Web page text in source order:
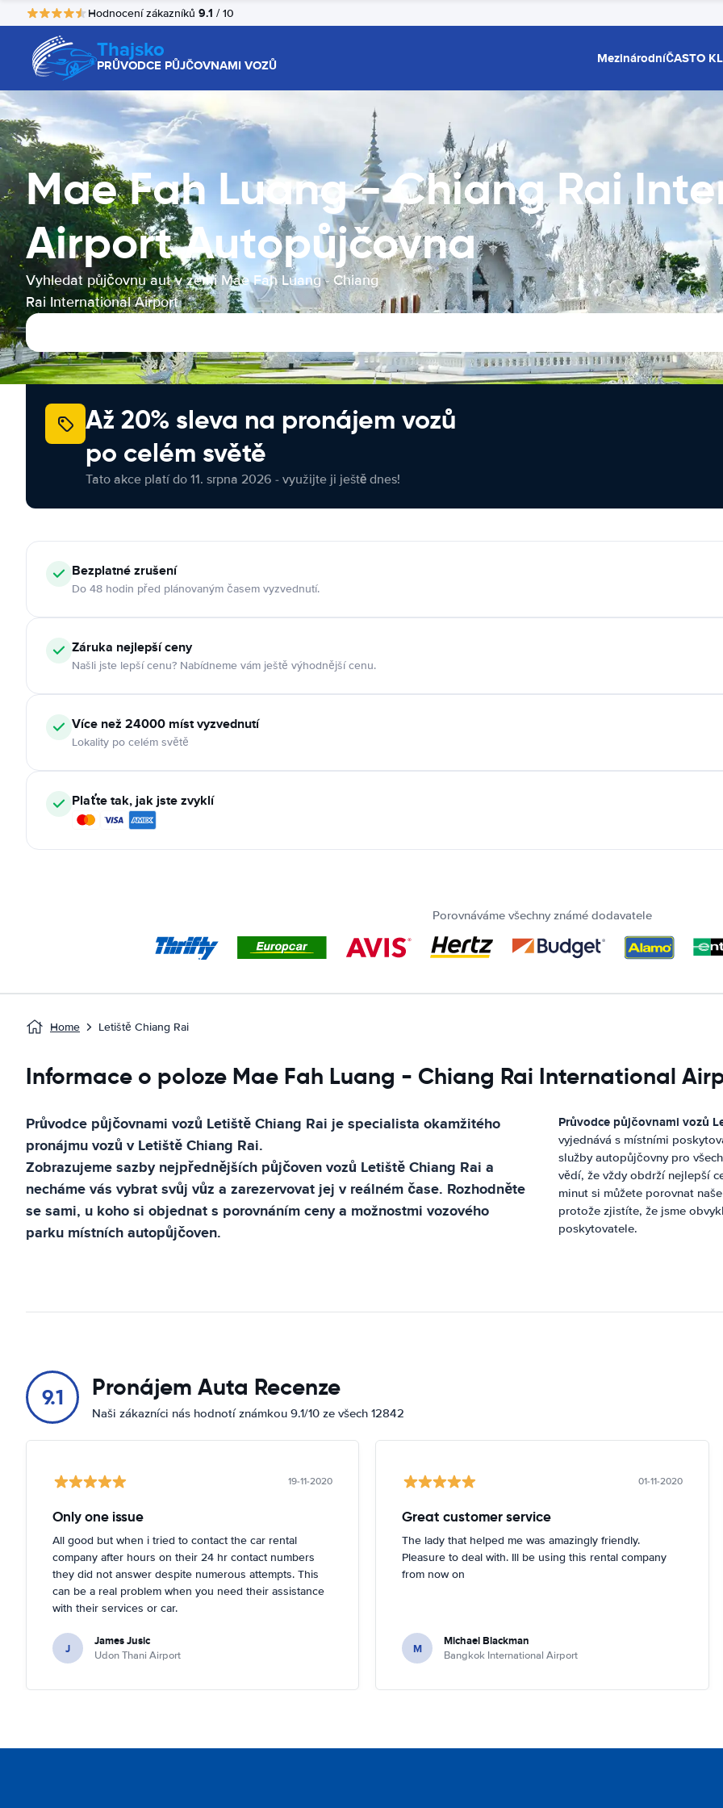
Hodnocení zákazníků 9.1 / 10
Thajsko
PRŮVODCE PŮJČOVNAMI VOZŮ MezinárodníČASTO
Mae Fah Luang - Chiang Rai
Airport Autopůjčovna
Vyhledat půjčovnu aut v zemi Mae Fah Luang - Chiang
Rai International Airport
Až 20% sleva na pronájem vozů
po celém světě
Tato akce platí do 11. srpna 2026 - využijte ji ještě dnes!
Bezplatné zrušení
Do 48 hodin před plánovaným časem vyzvednutí.
Záruka nejlepší ceny
Našli jste lepší cenu? Nabídneme vám ještě výhodnější cenu.
Více než 24000 míst vyzvednutí
Lokality po celém světě
Plaťte tak, jak jste zvyklí
Porovnáváme všechny známé dodavatele
Home Letiště Chiang Rai
Informace o poloze Mae Fah Luang - Chiang Rai International
Průvodce půjčovnami vozů Letiště Chiang Rai je specialista okamžitého
pronájmu vozů vLetiště Chiang Rai.
Zobrazujeme sazby nejpřednějších půjčoven vozů Letiště Chiang Rai a
necháme vás vybrat svůj vůz a zarezervovat jej v reálném čase. Rozhodněte
se sami, u koho si objednat s porovnáním ceny a možnostmi vozového
parku místních autopůjčoven.
Průvodce půjčovnami vozů
vyjednává s místními
služby autopůjčovny pro
vědí, že vždy obdrží nejlepší
minut si můžete porovnat
protože zjistíte, že jsme
poskytovatele.
9.1 Pronájem Auta Recenze
Naši zákazníci nás hodnotí známkou 9.1/10 ze všech 12842
19-11-2020
Only one issue
All good but when i tried to contact the car rental
company after hours on their 24 hr contact numbers
they did not answer despite numerous attempts. This
can be a real problem when you need their assistance
with their services or car.
J James Jusic
Udon Thani Airport
01-11-2020
Great customer service
The lady that helped me was amazingly friendly.
Pleasure to deal with. Ill be using this rental company
from now on
M Michael Blackman
Bangkok International Airport